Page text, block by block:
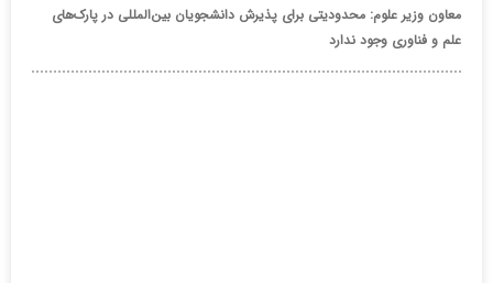
معاون وزیر علوم: محدودیتی برای پذیرش دانشجویان بین‌المللی در پارک‌های
علم و فناوری وجود ندارد